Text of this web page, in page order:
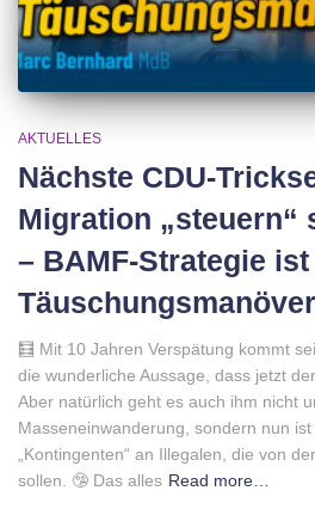
AKTUELLES
Nächste CDU-
Migration „steuern“
– BAMF-Strategie
🧮 Mit 10 Jahren Verspätung kommt
die wunderliche Aussage, dass jetzt
Aber natürlich geht es auch ihm nicht
Masseneinwanderung, sondern nun
„Kontingenten“ an Illegalen, die von
sollen. 🤥 Das alles Read more…